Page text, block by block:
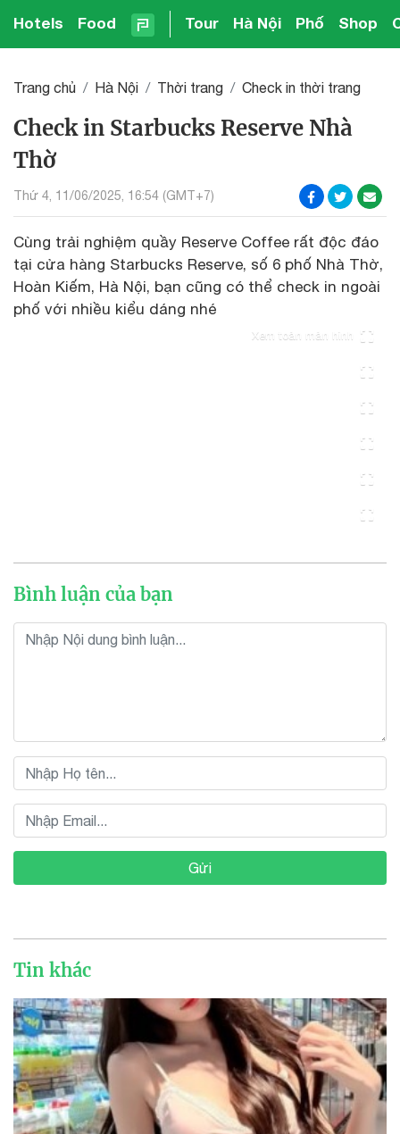
Hotels Food Tour Hà Nội Phố Shop
Trang chủ Hà Nội Thời trang Check in thời trang
Check in Starbucks Reserve Nhà
Thờ
Thứ 4, 11/06/2025, 16:54 (GMT+7)
Cùng trải nghiệm quầy Reserve Coffee rất độc đáo
tại cửa hàng Starbucks Reserve, số 6 phố Nhà Thờ,
Hoàn Kiếm, Hà Nội, bạn cũng có thể check in ngoài
phố với nhiều kiểu dáng nhé
Xem toàn màn hình
Bình luận của bạn
Gửi
Tin khác